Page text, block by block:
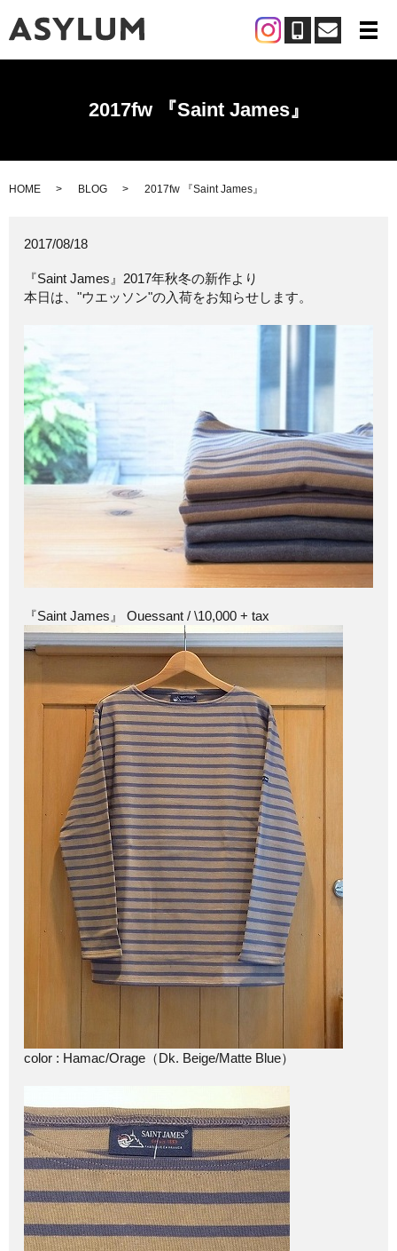
メ
2017fw 『Saint James』
HOME BLOG 2017fw 『Saint James』
2017/08/18
『Saint James』2017年秋冬の新作より
本日は、"ウエッソン"の入荷をお知らせします。
『Saint James』 Ouessant / \10,000 + tax
color : Hamac/Orage（Dk. Beige/Matte Blue）